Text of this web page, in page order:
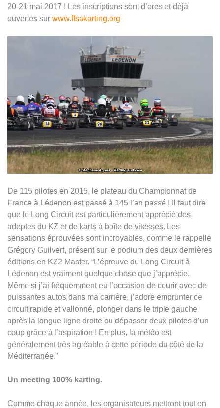
20-21 mai 2017 ! Les inscriptions sont d’ores et déjà
ouvertes sur www.ffsakarting.org
De 115 pilotes en 2015, le plateau du Championnat de
France à Lédenon est passé à 145 l’an passé ! Il faut dire
que le Long Circuit est particulièrement apprécié des
adeptes du KZ et de karts à boîte de vitesses. Les
sensations éprouvées sont incroyables, comme le rappelle
Grégory Guilvert, présent sur le podium des deux dernières
éditions en KZ2 Master. “L’épreuve du Long Circuit à
Lédenon est vraiment quelque chose que j’apprécie.
Même si j’ai fréquemment eu l’occasion de courir avec de
puissantes autos dans ma carrière, j’adore emprunter ce
circuit rapide et vallonné, plonger dans le triple gauche
après la longue ligne droite ou dépasser deux pilotes d’un
coup grâce à l’aspiration ! En plus, la météo est
généralement très agréable à cette période du côté de la
Méditerranée.”
Un meeting 100% karting.
Comme chaque année, les organisateurs mettront tout en